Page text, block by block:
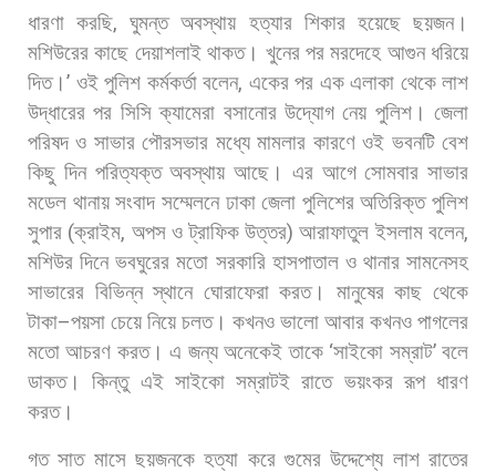
ধারণা করছি,ঘুমন্ত অবস্থায় হত্যার শিকার হয়েছে ছয়জন।
মশিউরের কাছে দেয়াশলাই থাকত। খুনের পর মরদেহে আগুন ধরিয়ে
দিত।’ ওই পুলিশ কর্মকর্তা বলেন, একের পর এক এলাকা থেকে লাশ
উদ্ধারের পর সিসি ক্যামেরা বসানোর উদ্যোগ নেয় পুলিশ। জেলা
পরিষদ ও সাভার পৌরসভার মধ্যে মামলার কারণে ওই ভবনটি বেশ
কিছু দিন পরিত্যক্ত অবস্থায় আছে। এর আগে সোমবার সাভার
মডেল থানায় সংবাদ সম্মেলনে ঢাকা জেলা পুলিশের অতিরিক্ত পুলিশ
সুপার (ক্রাইম, অপস ও ট্রাফিক উত্তর)আরাফাতুল ইসলাম বলেন,
মশিউর দিনে ভবঘুরের মতো সরকারি হাসপাতাল ও থানার সামনেসহ
সাভারের বিভিন্ন স্থানে ঘোরাফেরা করত। মানুষের কাছ থেকে
টাকা–পয়সা চেয়ে নিয়ে চলত। কখনও ভালো আবার কখনও পাগলের
মতো আচরণ করত। এ জন্য অনেকেই তাকে‘সাইকো সম্রাট’বলে
ডাকত।
কিন্তু এই সাইকো সম্রাটই রাতে ভয়ংকর রূপ ধারণ
করত।
গত সাত মাসে ছয়জনকে হত্যা করে গুমের উদ্দেশ্যে লাশ রাতের